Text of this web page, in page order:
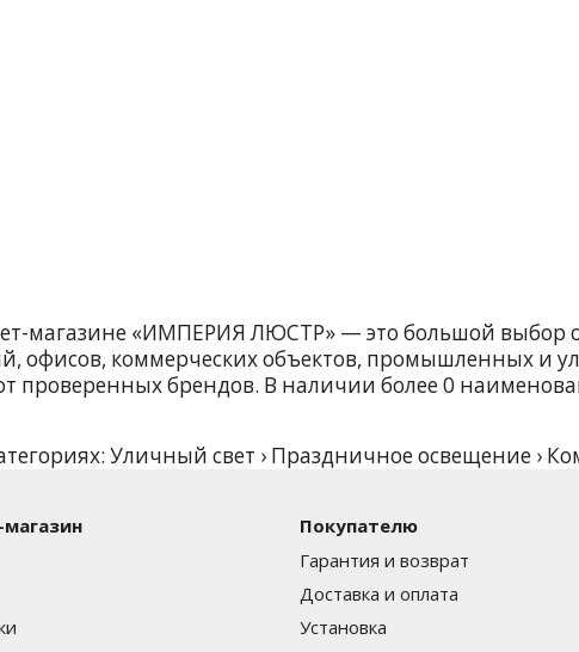
магазине «ИМПЕРИЯ ЛЮСТР» — это большой выбор
офисов, коммерческих объектов, промышленных и
проверенных брендов. В наличии более 0
Уличный свет › Праздничное освещение ›
техническими характеристиками и
по телефону +7 (985) 923-45-45, и мы
современным и энергоэффективным —
Покупателю
Гарантия и возврат
Доставка и оплата
Установка